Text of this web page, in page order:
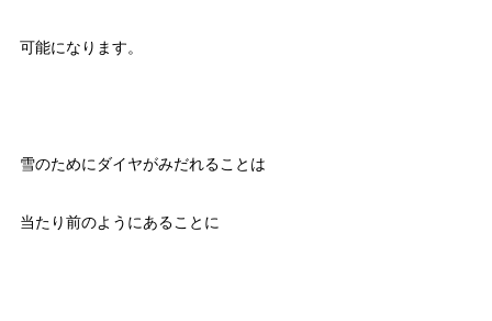
可能になります。
雪のためにダイヤがみだれることは
当たり前のようにあることに